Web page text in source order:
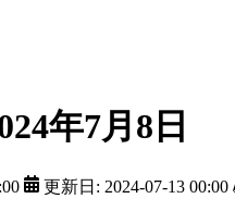
年7月8日
更新日: 2024-07-13 00:00